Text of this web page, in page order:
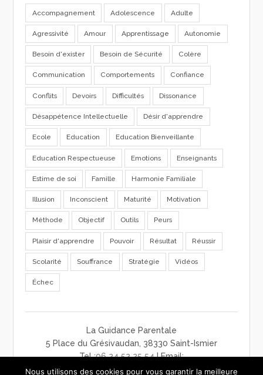
Accompagnement Adolescence Adulte
Agressivité Amour Apprentissage Autonomie
Besoin d'exister Besoin de Sécurité Colère
Communication Comportements Confiance
Conflits Devoirs Difficultés Dissonance
Désappétence Intellectuelle Désir d'apprendre
Ecole Education Education Bienveillante
Education Respectueuse Emotions Enseignants
Estime de soi Famille Harmonie Familiale
Illusion Inconscient Maturité Motivation
Méthode Objectif Outils Peurs
Plaisir d'apprendre Pouvoir Résultat Réussir
Scolarité Souffrance Stratégie Vidéos
Échec
La Guidance Parentale
5 Place du Grésivaudan, 38330 Saint-Ismier
Tel :06 24 52 25 54| Email:
contact@laguidanceparentale.com
Nous utilisons des cookies pour vous garantir la meilleure